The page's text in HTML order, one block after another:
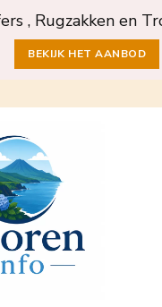
, Rugzakken en
BEKIJK HET AANBOD